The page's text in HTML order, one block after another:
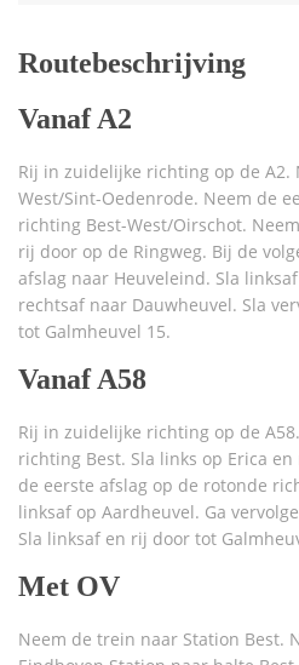
Routebeschrijving
Vanaf A2
Rij in zuidelijke richting op de A2.
West/Sint-Oedenrode. Neem de
richting Best-West/Oirschot.
rij door op de Ringweg. Bij de
afslag naar Heuveleind. Sla
rechtsaf naar Dauwheuvel. Sla
tot Galmheuvel 15.
Vanaf A58
Rij in zuidelijke richting op de
richting Best. Sla links op Erica
de eerste afslag op de rotonde
linksaf op Aardheuvel. Ga
Sla linksaf en rij door tot
Met OV
Neem de trein naar Station Best.